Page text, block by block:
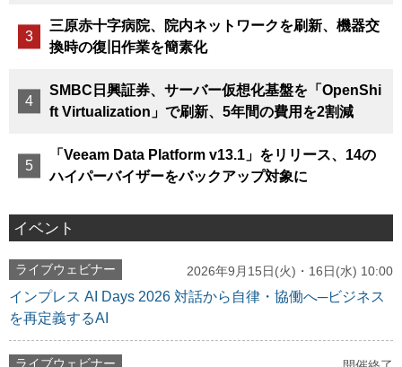
三原赤十字病院、院内ネットワークを刷新、機器交
換時の復旧作業を簡素化
SMBC日興証券、サーバー仮想化基盤を「OpenShi
ft Virtualization」で刷新、5年間の費用を2割減
「Veeam Data Platform v13.1」をリリース、14の
ハイパーバイザーをバックアップ対象に
イベント
ライブウェビナー 2026年9月15日(火)・16日(水) 10:00
インプレス AI Days 2026 対話から自律・協働へ─ビジネス
を再定義するAI
ライブウェビナー